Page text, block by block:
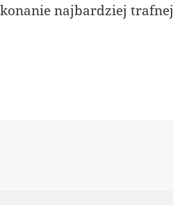
najbardziej trafnej